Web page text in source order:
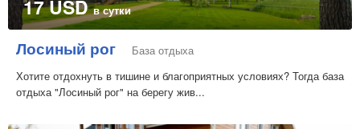
17 USDв сутки
Лосиный рог
База отдыха
Хотите отдохнуть в тишине и благоприятных условиях? Тогда база
отдыха "Лосиный рог" на берегу жив...